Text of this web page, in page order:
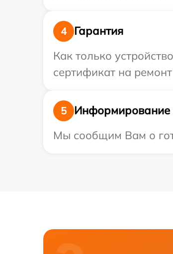
4
Гарантия
Как только
сертификат на
5
Информирование
Мы сообщим Вам о